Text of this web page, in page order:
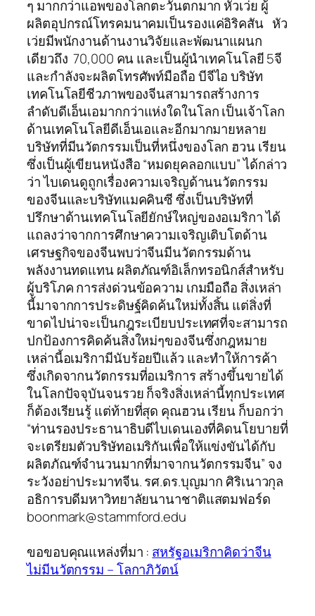
ๆ มากกว่าแอพของโลกตะวันตกมาก หัวเว่ย ผู้
ผลิตอุปกรณ์โทรคมนาคมเป็นรองแค่อิริคสัน หัว
เว่ยมีพนักงานด้านงานวิจัยและพัฒนาแผนก
เดียวถึง 70,000 คน และเป็นผู้นำเทคโนโลยี 5จี
และกำลังจะผลิตโทรศัพท์มือถือ บีจีไอ บริษัท
เทคโนโลยีชีวภาพของจีนสามารถสร้างการ
ลำดับดีเอ็นเอมากกว่าแห่งใดในโลก เป็นเจ้าโลก
ด้านเทคโนโลยีดีเอ็นเอและอีกมากมายหลาย
บริษัทที่มีนวัตกรรมเป็นที่หนึ่งของโลก ฮวน เรียน
ซึ่งเป็นผู้เขียนหนังสือ “หมดยุคลอกแบบ” ได้กล่าว
ว่า ไบเดนดูถูกเรื่องความเจริญด้านนวัตกรรม
ของจีนและบริษัทแมคคินซี ซึ่งเป็นบริษัทที่
ปรึกษาด้านเทคโนโลยียักษ์ใหญ่ของอเมริกา ได้
แถลงว่าจากการศึกษาความเจริญเติบโตด้าน
เศรษฐกิจของจีนพบว่าจีนมีนวัตกรรมด้าน
พลังงานทดแทน ผลิตภัณฑ์อิเล็กทรอนิกส์สำหรับ
ผู้บริโภค การส่งด่วนข้อความ เกมมือถือ สิ่งเหล่า
นี้มาจากการประดิษฐ์คิดค้นใหม่ทั้งสิ้น แต่สิ่งที่
ขาดไปน่าจะเป็นกฎระเบียบประเทศที่จะสามารถ
ปกป้องการคิดค้นสิ่งใหม่ๆของจีนซึ่งกฎหมาย
เหล่านี้อเมริกามีนับร้อยปีแล้ว และทำให้การค้า
ซึ่งเกิดจากนวัตกรรมที่อเมริการ สร้างขึ้นขายได้
ในโลกปัจจุบันจนรวย ก็จริงสิ่งเหล่านี้ทุกประเทศ
ก็ต้องเรียนรู้ แต่ท้ายที่สุด คุณฮวน เรียน ก็บอกว่า
“ท่านรองประธานาธิบดีไบเดนเองที่คิดนโยบายที่
จะเตรียมตัวบริษัทอเมริกันเพื่อให้แข่งขันได้กับ
ผลิตภัณฑ์จำนวนมากที่มาจากนวัตกรรมจีน” จง
ระวังอย่าประมาทจีน. รศ.ดร.บุญมาก ศิริเนาวกุล
อธิการบดีมหาวิทยาลัยนานาชาติแสตมฟอร์ด
boonmark@stammford.edu
ขอขอบคุณแหล่งที่มา : สหรัฐอเมริกาคิดว่าจีน
ไม่มีนวัตกรรม – โลกาภิวัตน์